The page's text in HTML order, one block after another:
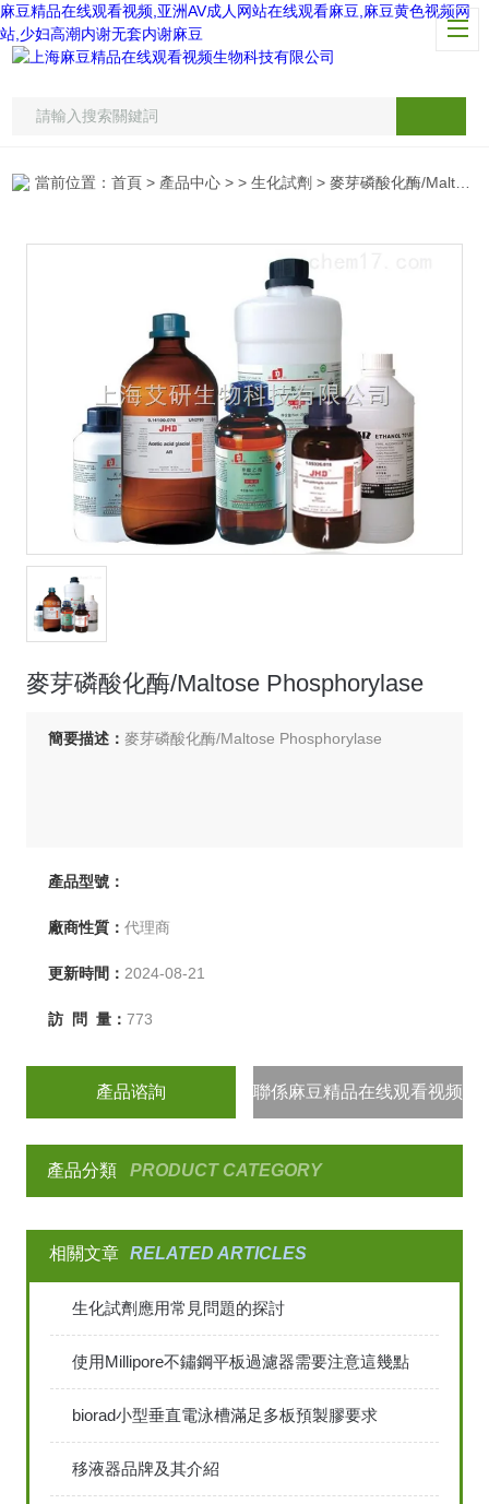
麻豆精品在线观看视频,亚洲AV成人网站在线观看麻豆,麻豆黄色视频网
站,少妇高潮内谢无套内谢麻豆
當前位置：首頁 > 產品中心 > >生化試劑 > 麥芽磷酸化酶/Maltose Phosphorylase
麥芽磷酸化酶/Maltose Phosphorylase
簡要描述： 麥芽磷酸化酶/Maltose Phosphorylase
產品型號：
廠商性質： 代理商
更新時間： 2024-08-21
訪 問 量： 773
產品谘詢 聯係麻豆精品在线观看视频
產品分類 PRODUCT CATEGORY
相關文章 RELATED ARTICLES
生化試劑應用常見問題的探討
使用Millipore不鏽鋼平板過濾器需要注意這幾點
biorad小型垂直電泳槽滿足多板預製膠要求
移液器品牌及其介紹